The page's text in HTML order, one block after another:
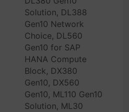
Solution, DL388
Gen10 Network
Choice, DL560
Gen10 for SAP
HANA Compute
Block, DX380
Gen10, DX560
Gen10, ML110 Gen10
Solution, ML30